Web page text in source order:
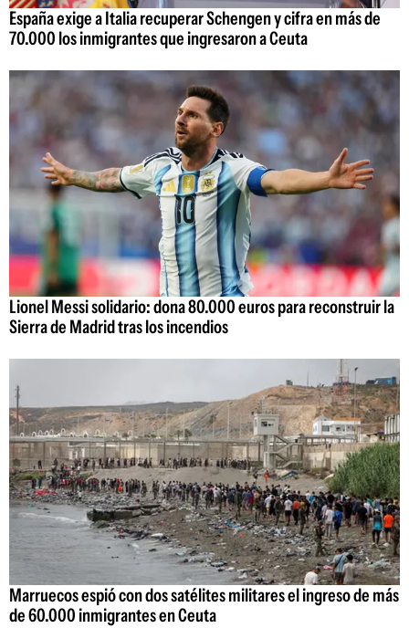
España exige a Italia recuperar Schengen y cifra en más de
70.000 los inmigrantes que ingresaron a Ceuta
Lionel Messi solidario: dona 80.000 euros para reconstruir la
Sierra de Madrid tras los incendios
Marruecos espió con dos satélites militares el ingreso de más
de 60.000 inmigrantes en Ceuta